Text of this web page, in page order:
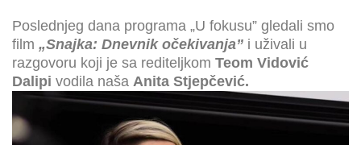
Poslednjeg dana programa „U fokusu” gledali smo
film „Snajka: Dnevnik očekivanja” i uživali u
razgovoru koji je sa rediteljkom Teom Vidović
Dalipi vodila naša Anita Stjepčević.